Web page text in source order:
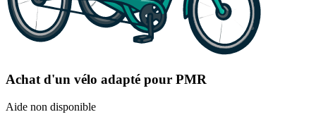
Achat d'un vélo adapté pour PMR
Aide non disponible